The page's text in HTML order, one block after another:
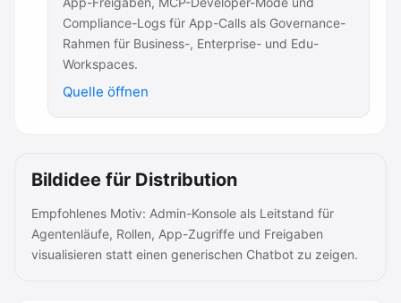
Compliance-Logs für App-Calls als Governance-
Rahmen für Business-, Enterprise- und Edu-
Workspaces.
Quelle öffnen
Bildidee für Distribution
Empfohlenes Motiv: Admin-Konsole als Leitstand für
Agentenläufe, Rollen, App-Zugriffe und Freigaben
visualisieren statt einen generischen Chatbot zu zeigen.